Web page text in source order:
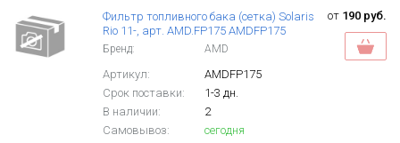
Фильтр топливного бака (сетка) Solaris
Rio 11-, арт. AMD.FP175 AMDFP175
Бренд: AMD
Артикул:
AMDFP175
Срок поставки:
1-3 дн.
В наличии:
2
Самовывоз:
сегодня
от 190 руб.